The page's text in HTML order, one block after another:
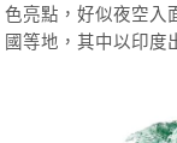
色亮點，好似夜空入
國等地，其中以印度